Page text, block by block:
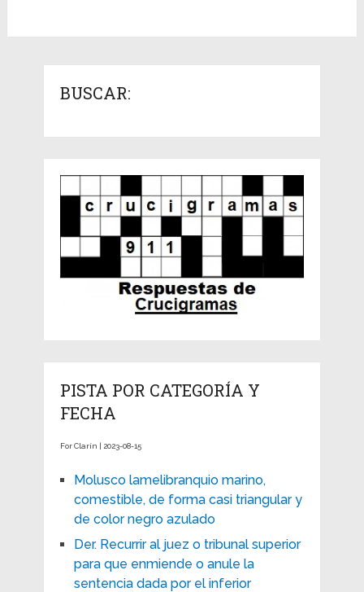
BUSCAR:
PISTA POR CATEGORÍA Y
FECHA
For Clarín | 2023-08-15
Molusco lamelibranquio marino,
comestible, de forma casi triangular y
de color negro azulado
Der. Recurrir al juez o tribunal superior
para que enmiende o anule la
sentencia dada por el inferior